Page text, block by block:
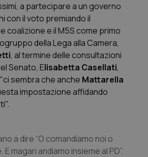
a partecipare a un governo
con il voto premiando il
coalizione e il M5S come primo
della Lega alla Camera,
, al termine delle consultazioni
Senato, Elisabetta Casellati,
sembra che anche Mattarella
impostazione affidando
a dire “O comandiamo noi o
magari andiamo insieme al PD”.